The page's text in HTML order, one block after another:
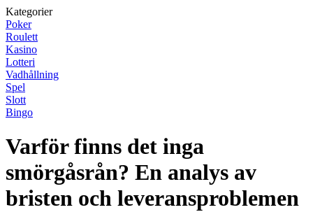
Kategorier
Poker
Roulett
Kasino
Lotteri
Vadhållning
Spel
Slott
Bingo
Varför finns det inga
smörgåsrån? En analys av
bristen och leveransproblemen